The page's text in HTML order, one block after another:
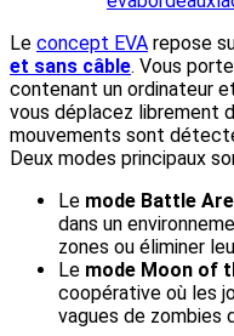
Le concept EVA repose
et sans câble. Vous
contenant un ordinateur
vous déplacez librement
mouvements sont
Deux modes principaux
Le mode Battle
dans un
zones ou éliminer
Le mode Moon of
coopérative où les
vagues de zombies